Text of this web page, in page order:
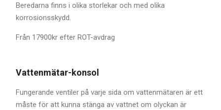
Beredarna finns i olika storlekar och med olika
korrosionsskydd.
Från 17900kr efter ROT-avdrag
Vattenmätar-konsol
Fungerande ventiler på varje sida om vattenmätaren är ett
måste för att kunna stänga av vattnet om olyckan är